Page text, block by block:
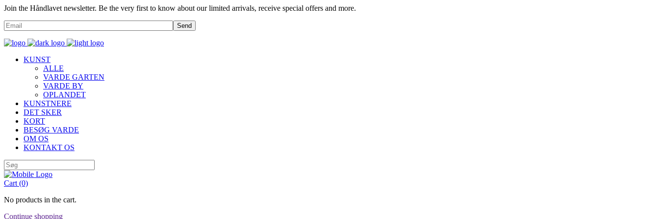
Join the Håndlavet newsletter. Be the very first to know about our limited arrivals, receive special offers and more.
Send
KUNST
ALLE
VARDE GARTEN
VARDE BY
OPLANDET
KUNSTNERE
DET SKER
KORT
BESØG VARDE
OM OS
KONTAKT OS
Cart (0)
No products in the cart.
Continue shopping